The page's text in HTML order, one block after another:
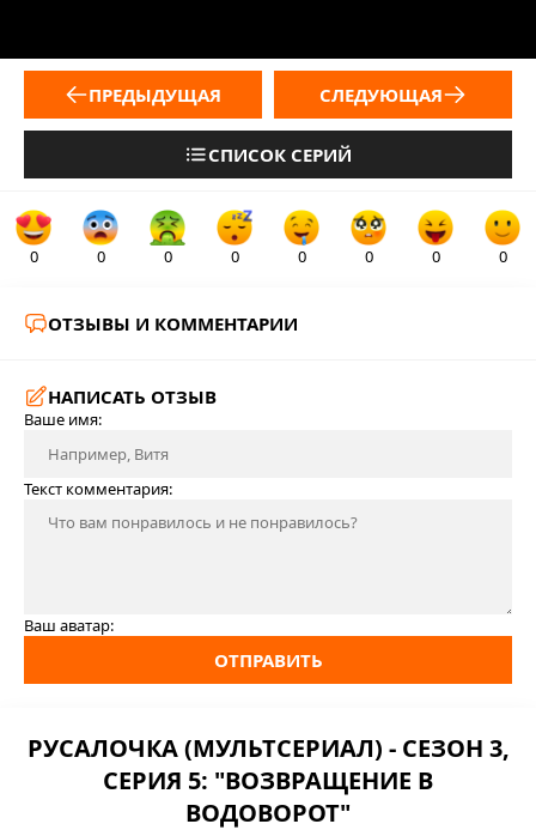
ПРЕДЫДУЩАЯ
СПИСОК СЕРИЙ
СЛЕДУЮЩАЯ
0 0 0 0 0 0 0 0
ОТЗЫВЫ И КОММЕНТАРИИ
НАПИСАТЬ ОТЗЫВ
Ваше имя:
Текст комментария:
Ваш аватар:
ОТПРАВИТЬ
РУСАЛОЧКА (МУЛЬТСЕРИАЛ) - СЕЗОН 3,
СЕРИЯ 5: "ВОЗВРАЩЕНИЕ В
ВОДОВОРОТ"